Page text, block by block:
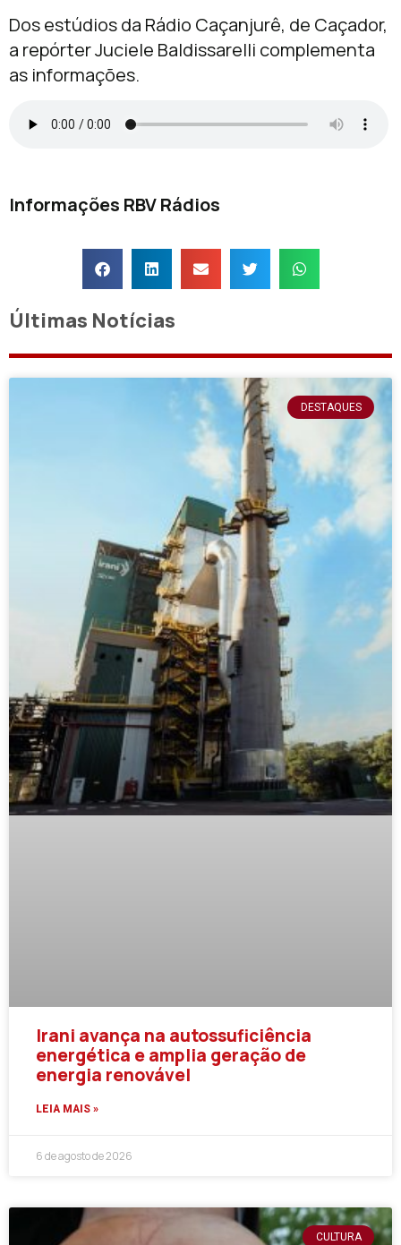
Dos estúdios da Rádio Caçanjurê, de Caçador,
a repórter Juciele Baldissarelli complementa
as informações.
Informações RBV Rádios
Últimas Notícias
DESTAQUES
Irani avança na autossuficiência
energética e amplia geração de
energia renovável
LEIA MAIS »
6 de agosto de 2026
CULTURA